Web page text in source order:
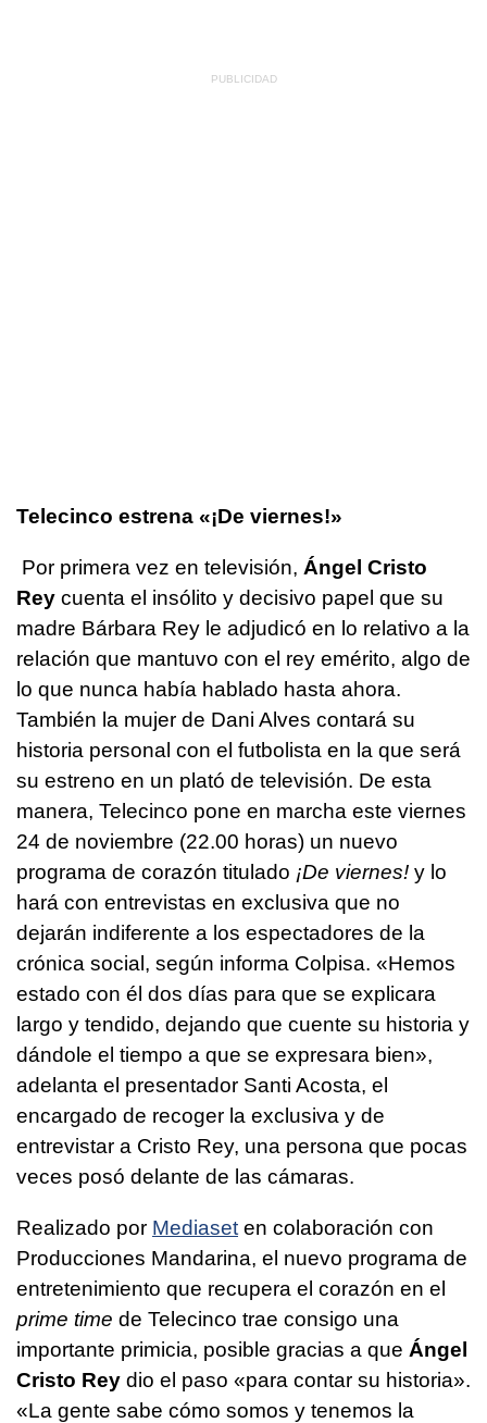
Telecinco estrena «¡De viernes!»
Por primera vez en televisión, Ángel Cristo
Rey cuenta el insólito y decisivo papel que su
madre Bárbara Rey le adjudicó en lo relativo a la
relación que mantuvo con el rey emérito, algo de
lo que nunca había hablado hasta ahora.
También la mujer de Dani Alves contará su
historia personal con el futbolista en la que será
su estreno en un plató de televisión. De esta
manera, Telecinco pone en marcha este viernes
24 de noviembre (22.00 horas) un nuevo
programa de corazón titulado ¡De viernes! y lo
hará con entrevistas en exclusiva que no
dejarán indiferente a los espectadores de la
crónica social, según informa Colpisa. «Hemos
estado con él dos días para que se explicara
largo y tendido, dejando que cuente su historia y
dándole el tiempo a que se expresara bien»,
adelanta el presentador Santi Acosta, el
encargado de recoger la exclusiva y de
entrevistar a Cristo Rey, una persona que pocas
veces posó delante de las cámaras.
Realizado por Mediaset en colaboración con
Producciones Mandarina, el nuevo programa de
entretenimiento que recupera el corazón en el
prime time de Telecinco trae consigo una
importante primicia, posible gracias a que Ángel
Cristo Rey dio el paso «para contar su historia».
«La gente sabe cómo somos y tenemos la